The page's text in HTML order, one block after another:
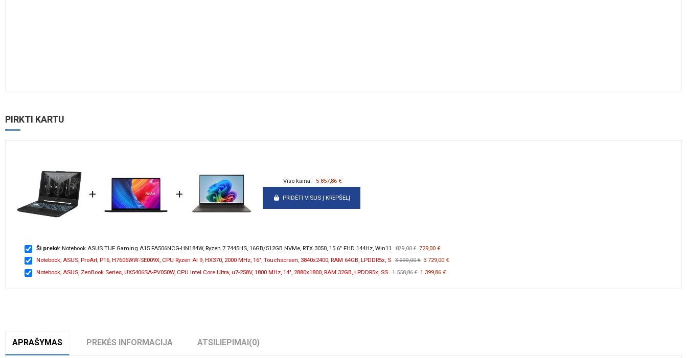
PIRKTI KARTU
+ +
Viso kaina: 5 857,86 €
PRIDĖTI VISUS Į KREPŠELĮ
Ši prekė: Notebook ASUS TUF Gaming A15 FA506NCG-HN184W, Ryzen 7 7445HS, 16GB/512GB NVMe, RTX 3050, 15.6" FHD 144Hz, Win11 879,00 € 729,00 €
Notebook, ASUS, ProArt, P16, H7606WW-SE009X, CPU Ryzen AI 9, HX370, 2000 MHz, 16", Touchscreen, 3840x2400, RAM 64GB, LPDDR5x, S
3 999,00 € 3 729,00 €
Notebook, ASUS, ZenBook Series, UX5406SA-PV050W, CPU Intel Core Ultra, u7-258V, 1800 MHz, 14", 2880x1800, RAM 32GB, LPDDR5x, SS
1 558,86 € 1 399,86 €
APRAŠYMAS PREKĖS INFORMACIJA ATSILIEPIMAI (0)